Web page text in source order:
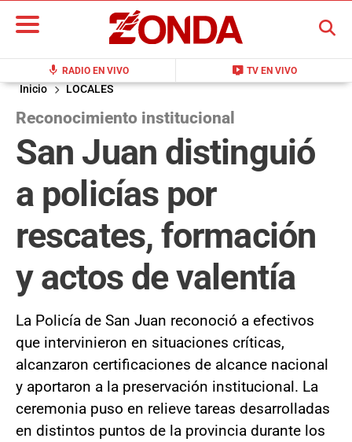
mic RADIO EN VIVO live_tv TV EN VIVO
BUSCAR
Inicio LOCALES
Reconocimiento institucional
San Juan distinguió
a policías por
rescates, formación
y actos de valentía
La Policía de San Juan reconoció a efectivos
que intervinieron en situaciones críticas,
alcanzaron certificaciones de alcance nacional
y aportaron a la preservación institucional. La
ceremonia puso en relieve tareas desarrolladas
en distintos puntos de la provincia durante los